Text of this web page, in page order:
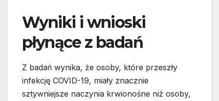
Wyniki i wnioski
płynące z badań
Z badań wynika, że osoby, które przeszły
infekcję COVID-19, miały znacznie
sztywniejsze naczynia krwionośne niż osoby,